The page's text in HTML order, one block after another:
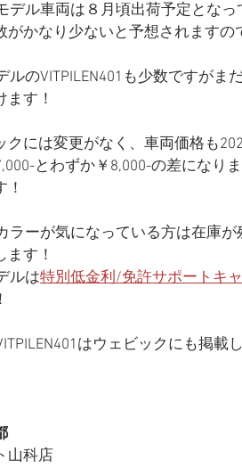
デル車両は８月頃出荷予定とな
がかなり少ないと予想されます
ルのVITPILEN401も少数ですがま
ます！
クには変更がなく、車両価格も
とわずか￥8,000-の差になり
ラーが気になっている方は在庫
ます！
ルは特別低金利/免許サポートキ
はウェビックにも掲載
山科店